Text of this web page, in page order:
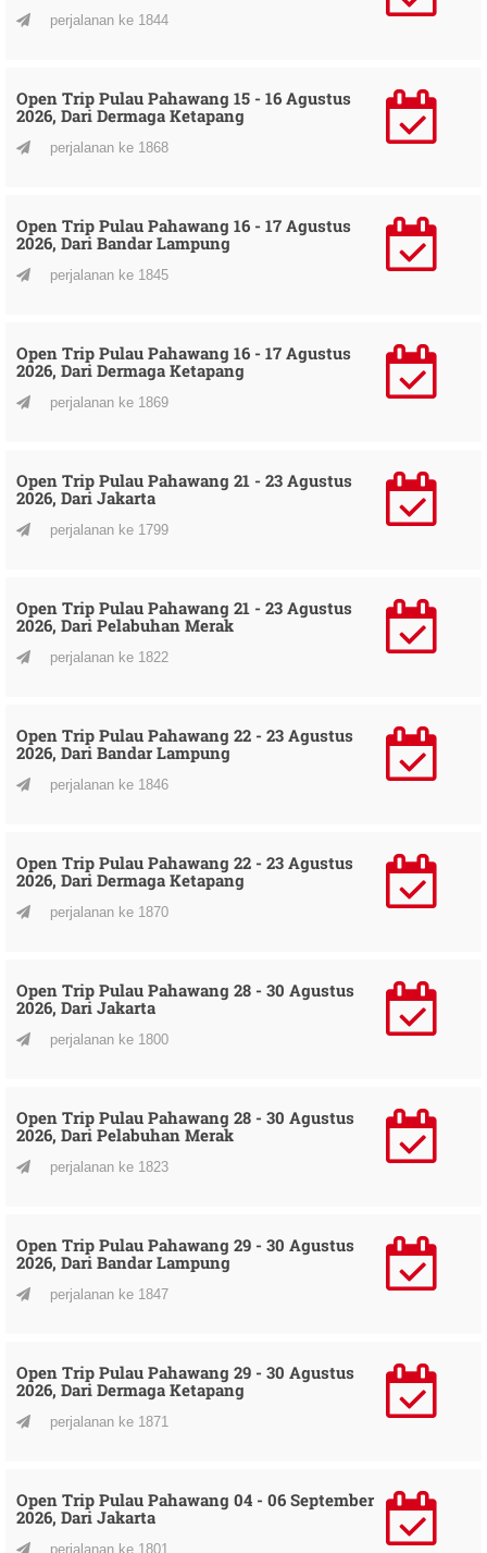
perjalanan ke 1844
Open Trip Pulau Pahawang 15 - 16 Agustus
2026, Dari Dermaga Ketapang
perjalanan ke 1868
Open Trip Pulau Pahawang 16 - 17 Agustus
2026, Dari Bandar Lampung
perjalanan ke 1845
Open Trip Pulau Pahawang 16 - 17 Agustus
2026, Dari Dermaga Ketapang
perjalanan ke 1869
Open Trip Pulau Pahawang 21 - 23 Agustus
2026, Dari Jakarta
perjalanan ke 1799
Open Trip Pulau Pahawang 21 - 23 Agustus
2026, Dari Pelabuhan Merak
perjalanan ke 1822
Open Trip Pulau Pahawang 22 - 23 Agustus
2026, Dari Bandar Lampung
perjalanan ke 1846
Open Trip Pulau Pahawang 22 - 23 Agustus
2026, Dari Dermaga Ketapang
perjalanan ke 1870
Open Trip Pulau Pahawang 28 - 30 Agustus
2026, Dari Jakarta
perjalanan ke 1800
Open Trip Pulau Pahawang 28 - 30 Agustus
2026, Dari Pelabuhan Merak
perjalanan ke 1823
Open Trip Pulau Pahawang 29 - 30 Agustus
2026, Dari Bandar Lampung
perjalanan ke 1847
Open Trip Pulau Pahawang 29 - 30 Agustus
2026, Dari Dermaga Ketapang
perjalanan ke 1871
Open Trip Pulau Pahawang 04 - 06 September
2026, Dari Jakarta
perjalanan ke 1801